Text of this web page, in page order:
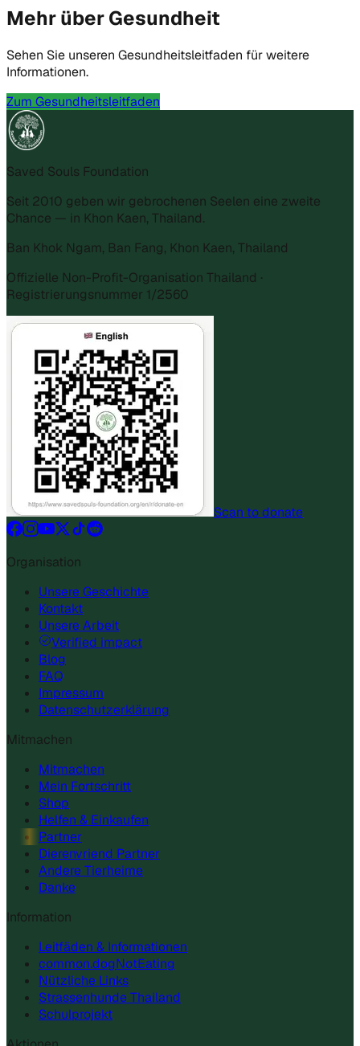
Mehr über Gesundheit
Sehen Sie unseren Gesundheitsleitfaden für weitere
Informationen.
Zum Gesundheitsleitfaden
Saved Souls Foundation
Seit 2010 geben wir gebrochenen Seelen eine zweite
Chance — in Khon Kaen, Thailand.
Ban Khok Ngam, Ban Fang, Khon Kaen, Thailand
Offizielle Non-Profit-Organisation Thailand ·
Registrierungsnummer 1/2560
Scan to donate
Organisation
Unsere Geschichte
Kontakt
Unsere Arbeit
Verified impact
Blog
FAQ
Impressum
Datenschutzerklärung
Mitmachen
Mitmachen
Mein Fortschritt
Shop
Helfen & Einkaufen
Partner
Dierenvriend Partner
Andere Tierheime
Danke
Information
Leitfäden & Informationen
common.dogNotEating
Nützliche Links
Strassenhunde Thailand
Schulprojekt